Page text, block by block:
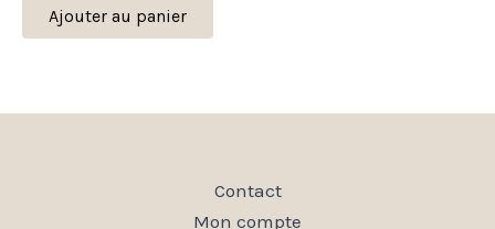
Ajouter au panier
Contact
Mon compte